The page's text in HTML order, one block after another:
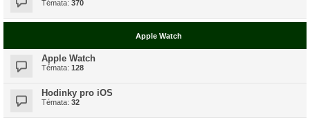
Témata: 370
Apple Watch
Apple Watch
Témata: 128
Hodinky pro iOS
Témata: 32